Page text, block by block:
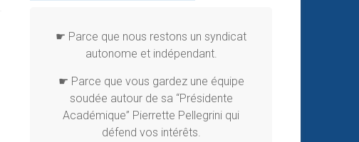
☛ Parce que nous restons un syndicat
autonome et indépendant.
☛ Parce que vous gardez une équipe
soudée autour de sa “Présidente
Académique” Pierrette Pellegrini qui
défend vos intérêts.